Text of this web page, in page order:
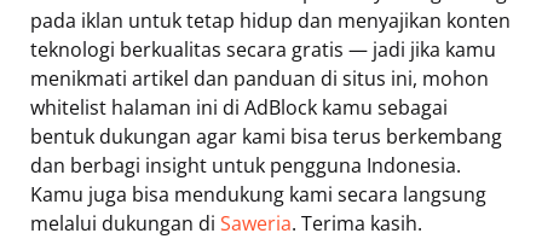
pada iklan untuk tetap hidup dan menyajikan konten
teknologi berkualitas secara gratis — jadi jika kamu
menikmati artikel dan panduan di situs ini, mohon
whitelist halaman ini di AdBlock kamu sebagai
bentuk dukungan agar kami bisa terus berkembang
dan berbagi insight untuk pengguna Indonesia.
Kamu juga bisa mendukung kami secara langsung
melalui dukungan di Saweria. Terima kasih.